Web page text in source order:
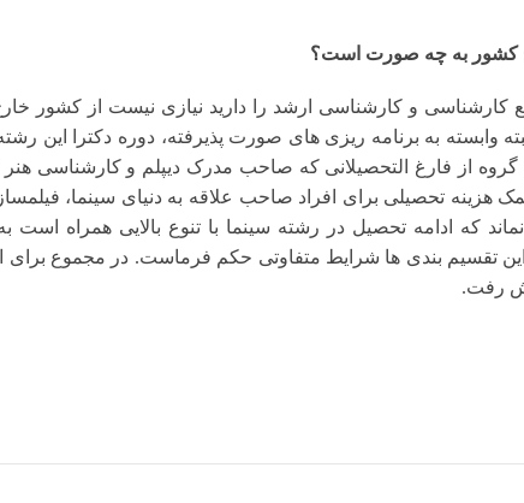
کشور به چه صورت است؟
کارشناسی و کارشناسی ارشد را دارید نیازی نیست از کشور
وابسته به برنامه ریزی های صورت پذیرفته، دوره دکترا این
از فارغ التحصیلانی که صاحب مدرک دیپلم و کارشناسی هنر
هزینه تحصیلی برای افراد صاحب علاقه به دنیای سینما،
که ادامه تحصیل در رشته سینما با تنوع بالایی همراه
تقسیم بندی ها شرایط متفاوتی حکم فرماست. در مجموع برای
رفت.